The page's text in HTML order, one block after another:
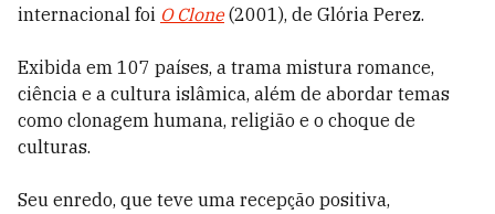
internacional foi O Clone(2001), de Glória Perez.
Exibida em 107 países, a trama mistura romance,
ciência e a cultura islâmica, além de abordar temas
como clonagem humana, religião e o choque de
culturas.
Seu enredo, que teve uma recepção positiva,